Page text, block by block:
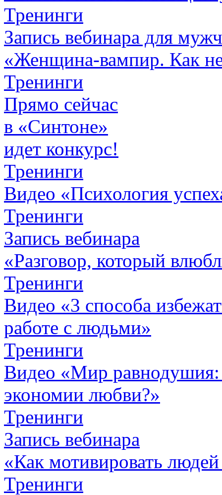
Тренинги
Запись вебинара для
«Женщина-вампир. Как не
Тренинги
Прямо сейчас
в «Синтоне»
идет конкурс!
Тренинги
Видео «Психология
Тренинги
Запись вебинара
«Разговор, который
Тренинги
Видео «3 способа
работе с людьми»
Тренинги
Видео «Мир равнодушия:
экономии любви?»
Тренинги
Запись вебинара
«Как мотивировать
Тренинги